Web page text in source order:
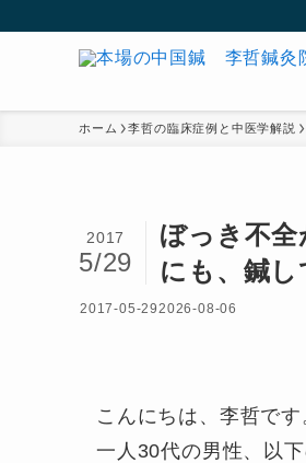
ホーム 李哲の臨床症例と中医学解説
ぼっき不
にも、鍼し
2017
5/29
2017-05-292026-08-06
こんにちは、李哲です
一人30代の男性、以